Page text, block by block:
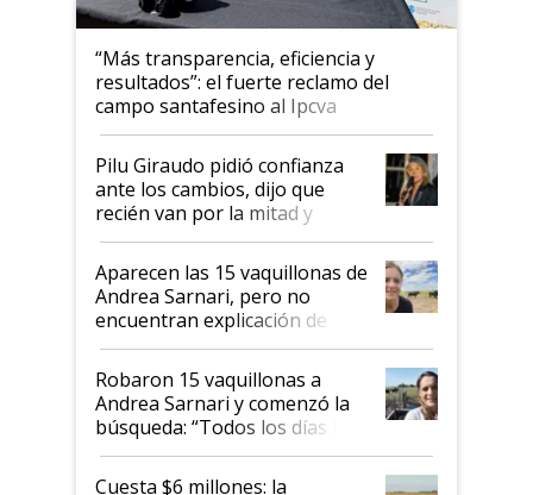
“Más transparencia, eficiencia y
resultados”: el fuerte reclamo del
campo santafesino al Ipcva
Pilu Giraudo pidió confianza
ante los cambios, dijo que
recién van por la mitad y
destacó que exportar dejó de
ser "para unos pocos":
"Tenemos un mandato muy
claro del gobierno nacional"
Aparecen las 15 vaquillonas de
Andrea Sarnari, pero no
encuentran explicación de
cómo llegaron allí
Robaron 15 vaquillonas a
Andrea Sarnari y comenzó la
búsqueda: “Todos los días le
toca a algún productor”
Cuesta $6 millones: la